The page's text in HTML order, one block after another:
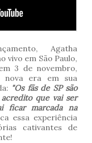
Agatha
vivo em São Paulo,
3 de novembro,
era em sua
"Os fãs de SP são
que vai ser
ficar marcada na
essa experiência
cativantes de